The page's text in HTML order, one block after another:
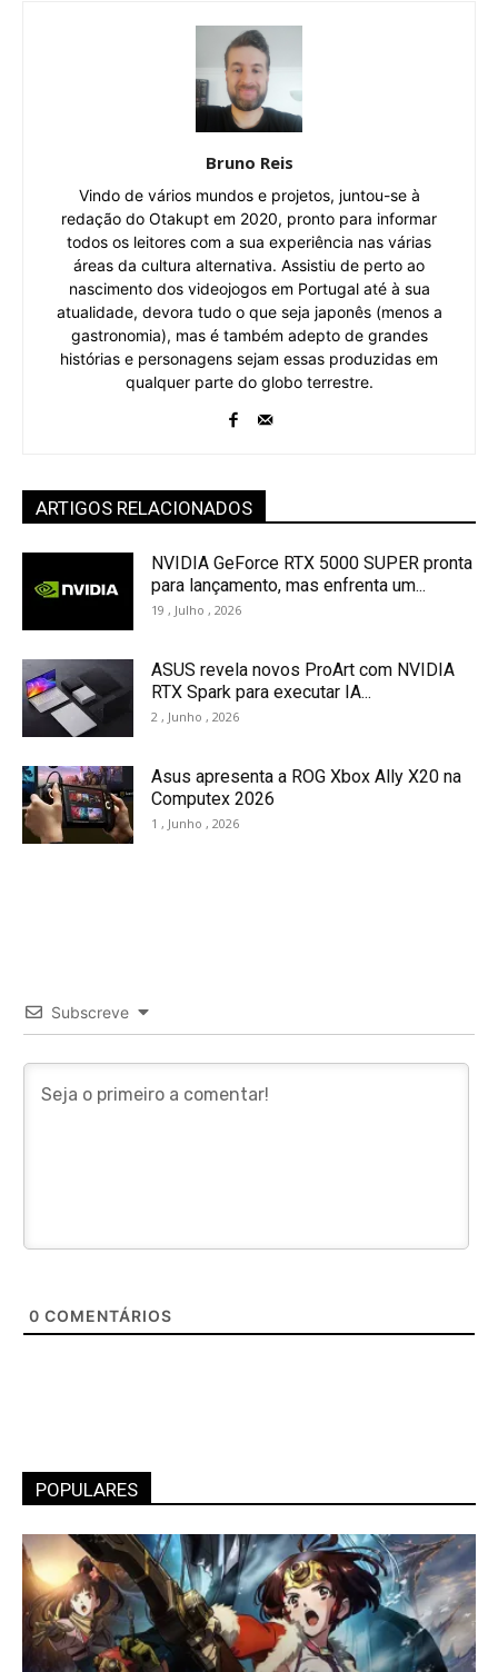
Bruno Reis
Vindo de vários mundos e projetos, juntou-se à
redação do Otakupt em 2020, pronto para informar
todos os leitores com a sua experiência nas várias
áreas da cultura alternativa. Assistiu de perto ao
nascimento dos videojogos em Portugal até à sua
atualidade, devora tudo o que seja japonês (menos a
gastronomia), mas é também adepto de grandes
histórias e personagens sejam essas produzidas em
qualquer parte do globo terrestre.
ARTIGOS RELACIONADOS
NVIDIA GeForce RTX 5000 SUPER pronta
para lançamento, mas enfrenta um...
19 , Julho , 2026
ASUS revela novos ProArt com NVIDIA
RTX Spark para executar IA...
2 , Junho , 2026
Asus apresenta a ROG Xbox Ally X20 na
Computex 2026
1 , Junho , 2026
Subscreve
0 COMENTÁRIOS
POPULARES